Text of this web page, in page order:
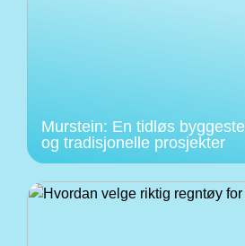
Murstein: En tidløs
og tradisjonelle prosjekter